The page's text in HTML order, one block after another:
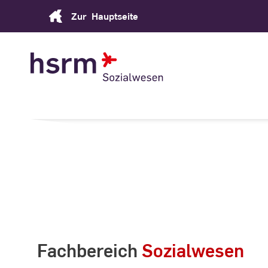
Zur Hauptseite
FachbereichSozialwesen